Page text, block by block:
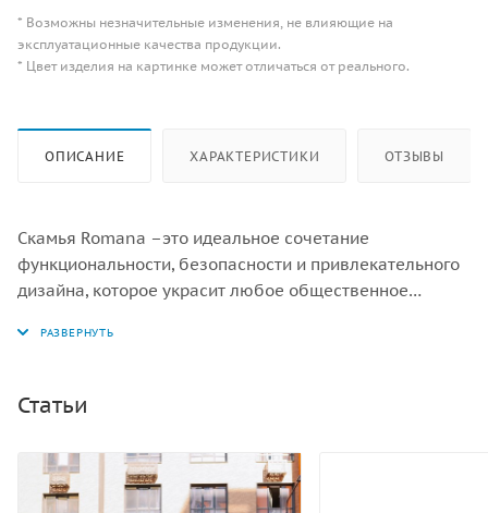
* Возможны незначительные изменения, не влияющие на
эксплуатационные качества продукции.
* Цвет изделия на картинке может отличаться от реального.
ОПИСАНИЕ ХАРАКТЕРИСТИКИ ОТЗЫВЫ
Скамья Romana –это идеальное сочетание
функциональности, безопасности и привлекательного
дизайна, которое украсит любое общественное
отличным местом для отдыха, общения и
воздухом и проводить время с пользой. Конструкция
различным погодным условиям и долговечность в
эксплуатации. Выступающие и доступные торцы труб
Статьи